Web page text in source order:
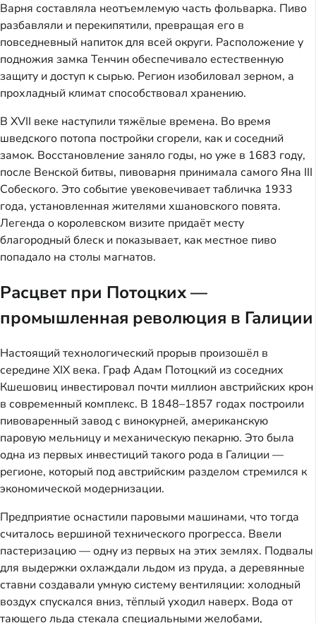
Варня составляла неотъемлемую часть фольварка. Пиво
разбавляли и перекипятили, превращая его в
повседневный напиток для всей округи. Расположение у
подножия замка Тенчин обеспечивало естественную
защиту и доступ к сырью. Регион изобиловал зерном, а
прохладный климат способствовал хранению.
В XVII веке наступили тяжёлые времена. Во время
шведского потопа постройки сгорели, как и соседний
замок. Восстановление заняло годы, но уже в 1683 году,
после Венской битвы, пивоварня принимала самого Яна III
Собеского. Это событие увековечивает табличка 1933
года, установленная жителями хшановского повята.
Легенда о королевском визите придаёт месту
благородный блеск и показывает, как местное пиво
попадало на столы магнатов.
Расцвет при Потоцких —
промышленная революция в Галиции
Настоящий технологический прорыв произошёл в
середине XIX века. Граф Адам Потоцкий из соседних
Кшешовиц инвестировал почти миллион австрийских крон
в современный комплекс. В 1848–1857 годах построили
пивоваренный завод с винокурней, американскую
паровую мельницу и механическую пекарню. Это была
одна из первых инвестиций такого рода в Галиции —
регионе, который под австрийским разделом стремился к
экономической модернизации.
Предприятие оснастили паровыми машинами, что тогда
считалось вершиной технического прогресса. Ввели
пастеризацию — одну из первых на этих землях. Подвалы
для выдержки охлаждали льдом из пруда, а деревянные
ставни создавали умную систему вентиляции: холодный
воздух спускался вниз, тёплый уходил наверх. Вода от
тающего льда стекала специальными желобами,